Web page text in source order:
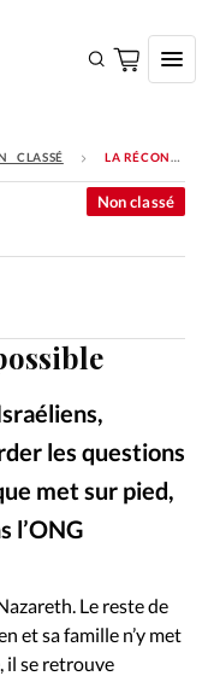
CLASSÉ LA RÉCONCILIATION EST POSSIBLE
les questions
met sur pied,
l’ONG
Non classé
Le reste de
et sa famille n’y met
il se retrouve